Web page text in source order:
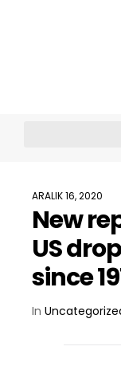
ARALIK 16, 2020
New
US
since
In